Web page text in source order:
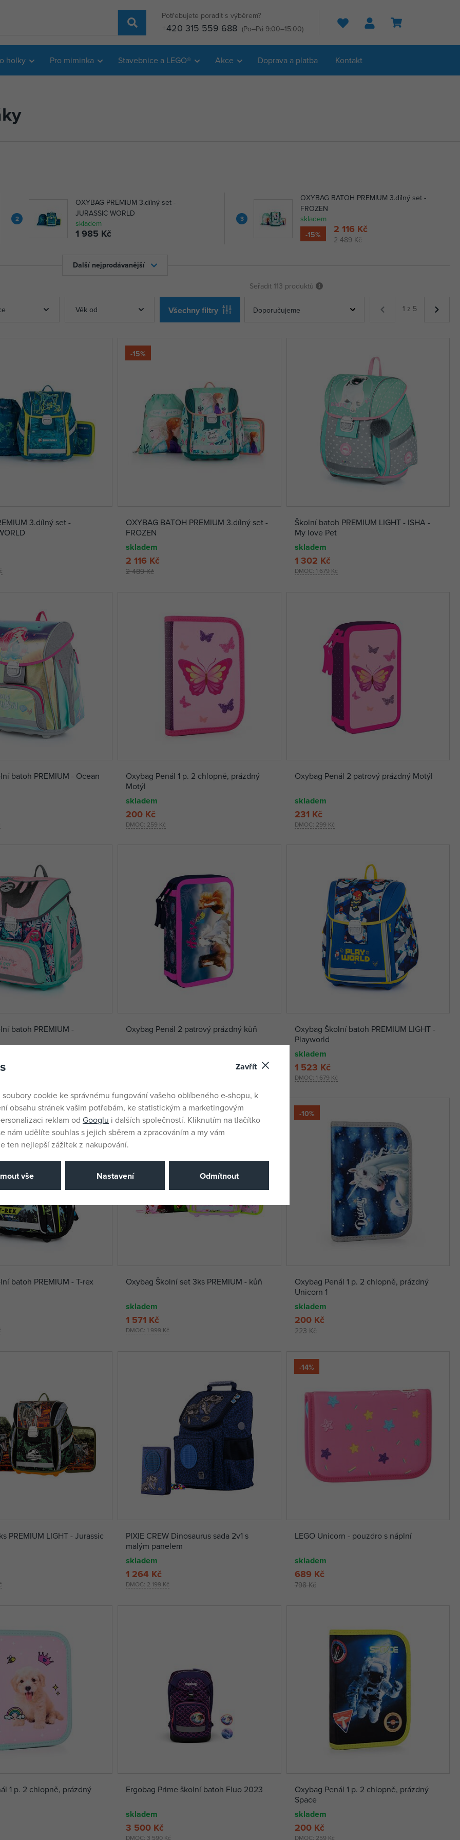
Potřebujete poradit s výběrem?
+420 315 559 688 (Po–Pá 9:00–15:00) Hledat
holky Pro miminka Stavebnice a LEGO® Akce Doprava a platba Kontakt
2
OXYBAG PREMIUM 3.dílný set -
JURASSIC WORLD
skladem
1 985 Kč
3
OXYBAG BATOH PREMIUM 3.dílný set -
FROZEN
skladem
-15%
2 489 Kč
2 116 Kč
Další nejprodávanější
Věk od Všechny filtry
Seřadit 113 produktů
1 z 5
3.dílný set -
-15%
OXYBAG BATOH PREMIUM 3.dílný set -
FROZEN
skladem
2 489 Kč
2 116 Kč
Školní batoh PREMIUM LIGHT - ISHA -
My love Pet
skladem
DMOC: 1 679 Kč
1 302 Kč
batoh PREMIUM - Ocean
Oxybag Penál 1 p. 2 chlopně, prázdný
Motýl
skladem
DMOC: 259 Kč
200 Kč
Oxybag Penál 2 patrový prázdný Motýl
skladem
DMOC: 299 Kč
231 Kč
batoh PREMIUM -
Oxybag Penál 2 patrový prázdný kůň
Oxybag Školní batoh PREMIUM LIGHT -
Playworld
skladem
DMOC: 1 679 Kč
1 523 Kč
batoh PREMIUM - T-rex Oxybag Školní set 3ks PREMIUM - kůň
skladem
DMOC: 1 999 Kč
1 571 Kč
-10%
Oxybag Penál 1 p. 2 chlopně, prázdný
Unicorn 1
skladem
223 Kč
200 Kč
PREMIUM LIGHT - Jurassic
PIXIE CREW Dinosaurus sada 2v1 s
malým panelem
skladem
DMOC: 2 199 Kč
1 264 Kč
-14%
LEGO Unicorn - pouzdro s náplní
skladem
798 Kč
689 Kč
1 p. 2 chlopně, prázdný
Ergobag Prime školní batoh Fluo 2023
skladem
DMOC: 3 590 Kč
3 500 Kč
Oxybag Penál 1 p. 2 chlopně, prázdný
Space
skladem
DMOC: 259 Kč
200 Kč
Zavřít
soubory cookie ke správnému fungování vašeho oblíbeného e-shopu, k
obsahu stránek vašim potřebám, ke statistickým a marketingovým
reklam od Googlu i dalších společností. Kliknutím na tlačítko
nám udělíte souhlas s jejich sběrem a zpracováním a my vám
ten nejlepší zážitek z nakupování.
vše Nastavení Odmítnout